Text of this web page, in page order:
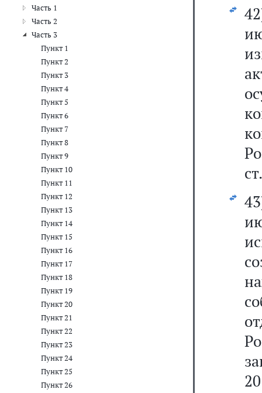
Часть 1
Часть 2
Часть 3
Пункт 1
Пункт 2
Пункт 3
Пункт 4
Пункт 5
Пункт 6
Пункт 7
Пункт 8
Пункт 9
Пункт 10
Пункт 11
Пункт 12
Пункт 13
Пункт 14
Пункт 15
Пункт 16
Пункт 17
Пункт 18
Пункт 19
Пункт 20
Пункт 21
Пункт 22
Пункт 23
Пункт 24
Пункт 25
Пункт 26